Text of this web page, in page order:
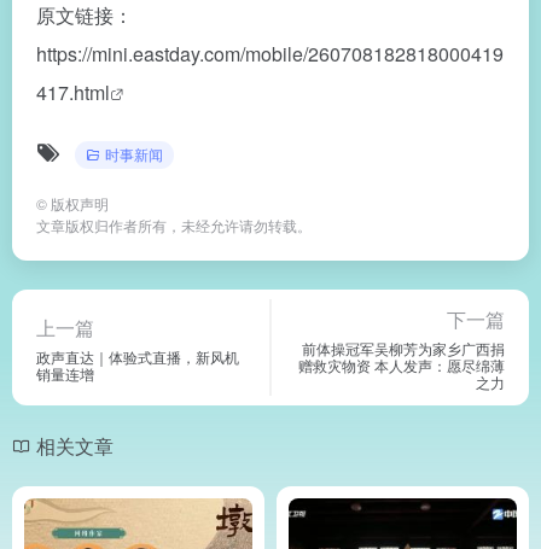
原文链接：
https://mini.eastday.com/mobile/260708182818000419
417.html
时事新闻
© 版权声明
文章版权归作者所有，未经允许请勿转载。
上一篇
政声直达｜体验式直播，新风机
销量连增
下一篇
前体操冠军吴柳芳为家乡广西捐
赠救灾物资 本人发声：愿尽绵薄
之力
相关文章